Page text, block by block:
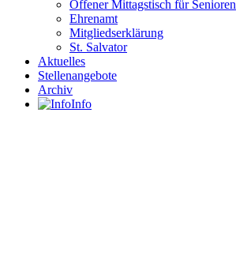
Offener Mittagstisch für Senioren
Ehrenamt
Mitgliedserklärung
St. Salvator
Aktuelles
Stellenangebote
Archiv
Info